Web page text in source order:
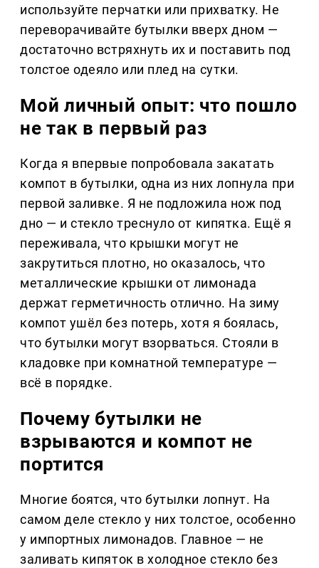
используйте перчатки или прихватку. Не
переворачивайте бутылки вверх дном —
достаточно встряхнуть их и поставить под
толстое одеяло или плед на сутки.
Мой личный опыт: что пошло
не так в первый раз
Когда я впервые попробовала закатать
компот в бутылки, одна из них лопнула при
первой заливке. Я не подложила нож под
дно — и стекло треснуло от кипятка. Ещё я
переживала, что крышки могут не
закрутиться плотно, но оказалось, что
металлические крышки от лимонада
держат герметичность отлично. На зиму
компот ушёл без потерь, хотя я боялась,
что бутылки могут взорваться. Стояли в
кладовке при комнатной температуре —
всё в порядке.
Почему бутылки не
взрываются и компот не
портится
Многие боятся, что бутылки лопнут. На
самом деле стекло у них толстое, особенно
у импортных лимонадов. Главное — не
заливать кипяток в холодное стекло без